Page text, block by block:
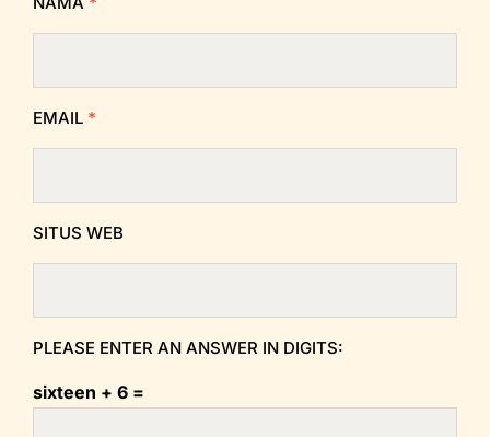
EMAIL *
SITUS WEB
PLEASE ENTER AN ANSWER IN DIGITS:
sixteen + 6 =